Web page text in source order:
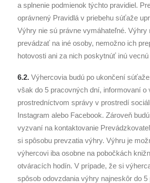
a splnenie podmienok týchto pravidiel.
oprávnený Pravidlá v priebehu súťaže
Výhry nie sú právne vymáhateľné. Výhry
prevádzať na iné osoby, nemožno ich
hotovosti ani za nich poskytnúť inú vecnú
6.2. Výhercovia budú po ukončení
však do 5 pracovných dní, informovaní o
prostredníctvom správy v prostredí
Instagram alebo Facebook. Zároveň
vyzvaní na kontaktovanie
si spôsobu prevzatia výhry. Výhru je
výhercovi iba osobne na pobočkách
otváracích hodín. V prípade, že si
spôsob odovzdania výhry najneskôr do